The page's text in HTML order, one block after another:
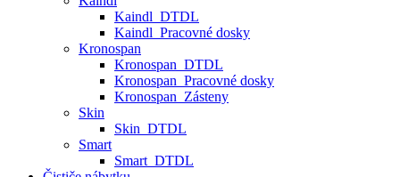
Kaindl_DTDL
Kaindl_Pracovné dosky
Kronospan
Kronospan_DTDL
Kronospan_Pracovné dosky
Kronospan_Zásteny
Skin
Skin_DTDL
Smart
Smart_DTDL